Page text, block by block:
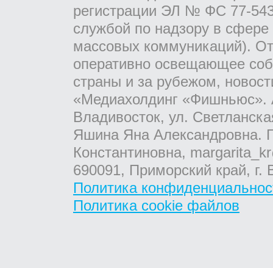
регистрации ЭЛ № ФС 77-
службой по надзору в
массовых коммуникаций).
оперативно освещающее
страны и за рубежом,
«Медиахолдинг «Фишньюс».
Владивосток, ул.
Яшина Яна Александровна.
Константиновна,
690091, Приморский край,
Политика
Политика cookie файлов